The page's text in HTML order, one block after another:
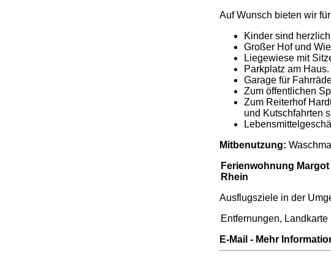
Auf Wunsch bieten wir
Kinder sind
Großer Hof und
Liegewiese mit
Parkplatz am Haus.
Garage für
Zum öffentlichen
Zum Reiterhof
und Kutschfahrten
Mitbenutzung:
Ferienwohnung
Rhein
Ausflugsziele in der
Entfernungen, Landkarte
E-Mail - Mehr